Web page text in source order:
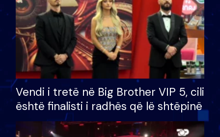
Vendi i tretë në Big Brother VIP 5, cili
është finalisti i radhës që lë shtëpinë